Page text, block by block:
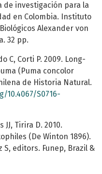
investigación para la
en Colombia. Instituto
Alexander von
32 pp.
C, Corti P. 2009. Long-
(Puma concolor
de Historia Natural.
10.4067/S0716-
JJ, Tirira D. 2010.
(De Winton 1896).
S, editors. Funep, Brazil &